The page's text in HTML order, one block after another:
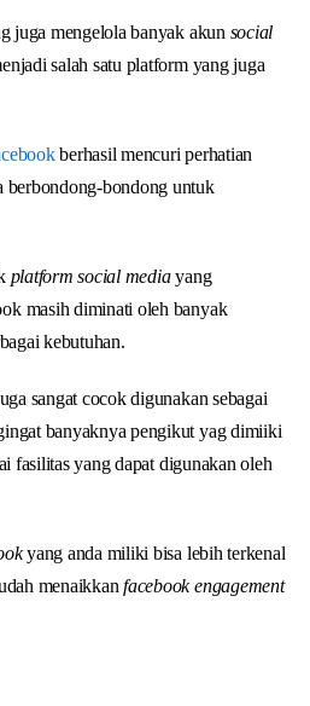
juga mengelola banyak akun social
salah satu platform yang juga
berhasil mencuri perhatian
berbondong-bondong untuk
platform social mediayang
masih diminati oleh banyak
kebutuhan.
sangat cocok digunakan sebagai
banyaknya pengikut yag dimiiki
fasilitas yang dapat digunakan oleh
yang anda miliki bisa lebih terkenal
menaikkan facebook engagement